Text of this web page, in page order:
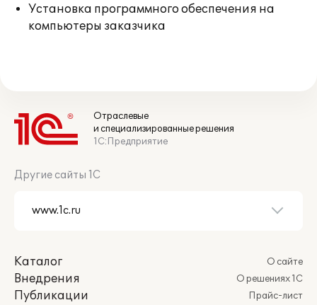
Установка программного обеспечения на
компьютеры заказчика
Отраслевые
и специализированные решения
1С:Предприятие
Другие сайты 1С
Каталог
Внедрения
Публикации
О сайте
О решениях 1С
Прайс-лист